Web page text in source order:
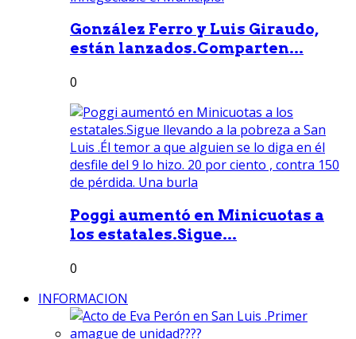
González Ferro y Luis Giraudo,
están lanzados.Comparten...
0
Poggi aumentó en Minicuotas a
los estatales.Sigue...
0
INFORMACION